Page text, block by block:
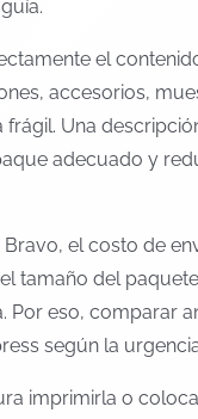
el
accesorios,
Una
adecuado y
el costo de
tamaño del
eso, comparar
según la
imprimirla o